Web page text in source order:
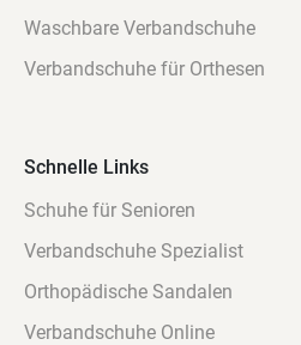
Waschbare Verbandschuhe
Verbandschuhe für Orthesen
Schnelle Links
Schuhe für Senioren
Verbandschuhe Spezialist
Orthopädische Sandalen
Verbandschuhe Online